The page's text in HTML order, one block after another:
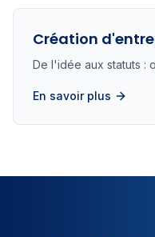
Création
De l'idée aux statuts :
En savoir plus